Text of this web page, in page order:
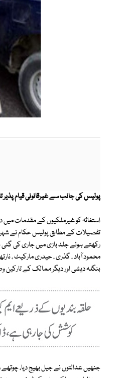
پولیس کی جانب سے غیرقانونی قیام پذیر
استغاثہ کو غیرملکیوں کے مقدمات میں
تفصیلات کے مطابق پولیس حکام نے شہر
رکھتے ہوئے جلد بازی میں جاری کی
بنگلہ دیشی اور دیگر ممالک کے تارکین
جنھیں عدالتوں نے جیل بھیج دیا،